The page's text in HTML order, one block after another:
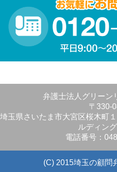
弁護士法人グリーン
〒330-
埼玉県さいたま市大宮区桜木町
ルディン
電話番号：
(C) 2015埼玉の顧問